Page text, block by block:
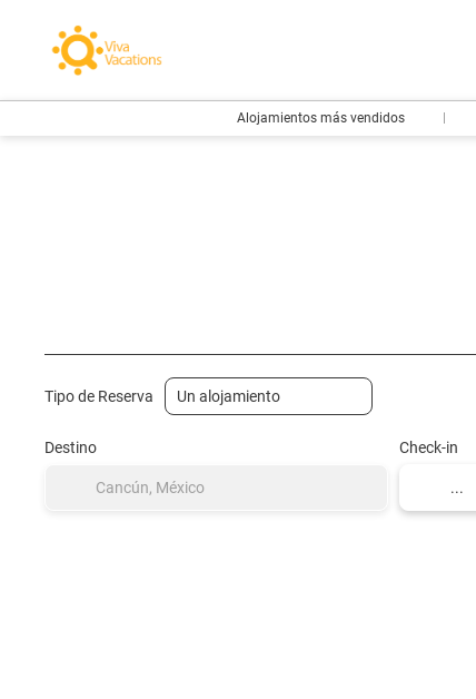
Alojamientos más vendidos
Tipo de Reserva
Destino Check-in